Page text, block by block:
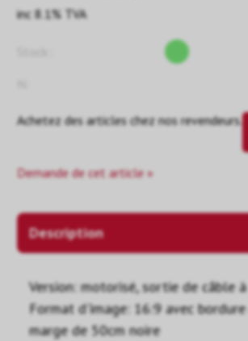
inc 8.1% TVA
Achetez des articles chez nos revendeurs.
Demande de cet article »
Description
Version: motorisé, sortie de câble
Format d'image: 16:9 avec
marge de 50cm noire